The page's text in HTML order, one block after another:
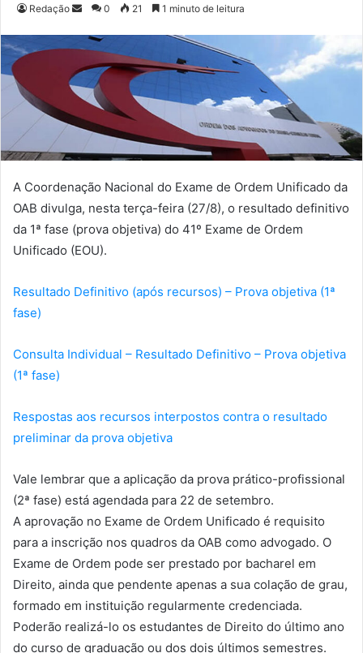
Redação
n
d
e
u
m
-
m
0 21 1 minuto de leitura
A Coordenação Nacional do Exame de Ordem Unificado da
OAB divulga, nesta terça-feira (27/8), o resultado definitivo
da 1ª fase (prova objetiva) do 41º Exame de Ordem
Unificado (EOU).
Resultado Definitivo (após recursos) – Prova objetiva (1ª
fase)
Consulta Individual – Resultado Definitivo – Prova objetiva
(1ª fase)
Respostas aos recursos interpostos contra o resultado
preliminar da prova objetiva
Vale lembrar que a aplicação da prova prático-profissional
(2ª fase) está agendada para 22 de setembro.
A aprovação no Exame de Ordem Unificado é requisito
para a inscrição nos quadros da OAB como advogado. O
Exame de Ordem pode ser prestado por bacharel em
Direito, ainda que pendente apenas a sua colação de grau,
formado em instituição regularmente credenciada.
Poderão realizá-lo os estudantes de Direito do último ano
do curso de graduação ou dos dois últimos semestres.